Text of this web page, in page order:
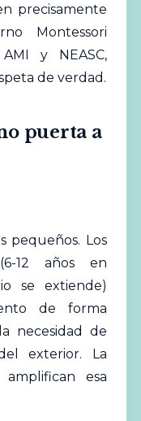
precisamente
Montessori
y NEASC,
de verdad.
puerta a
pequeños. Los
12 años en
se extiende)
de forma
necesidad de
exterior. La
esa